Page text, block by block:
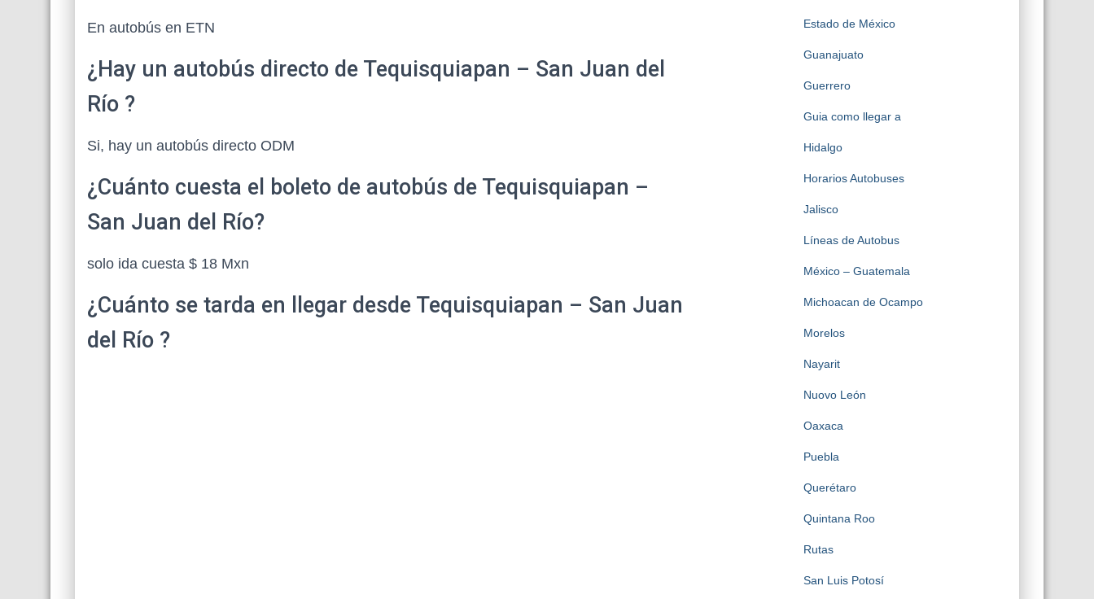
En autobús en ETN
¿Hay un autobús directo de Tequisquiapan – San Juan del
Río ?
Si, hay un autobús directo ODM
¿Cuánto cuesta el boleto de autobús de Tequisquiapan –
San Juan del Río?
solo ida cuesta $ 18 Mxn
¿Cuánto se tarda en llegar desde Tequisquiapan – San Juan
del Río ?
Estado de México
Guanajuato
Guerrero
Guia como llegar a
Hidalgo
Horarios Autobuses
Jalisco
Líneas de Autobus
México – Guatemala
Michoacan de Ocampo
Morelos
Nayarit
Nuovo León
Oaxaca
Puebla
Querétaro
Quintana Roo
Rutas
San Luis Potosí